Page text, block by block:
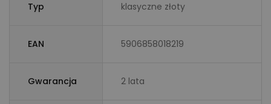
Typ klasyczne złoty
EAN 5906858018219
Gwarancja 2 lata